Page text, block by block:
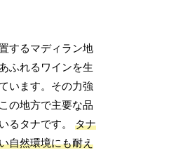
するマディラン地
ふれるワインを生
います。その力強
の地方で主要な品
るタナです。タナ
自然環境にも耐え